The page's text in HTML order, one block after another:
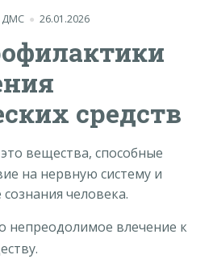
ДМС 26.01.2026
средств
вещества, способные
на нервную систему и
человека.
непреодолимое влечение к